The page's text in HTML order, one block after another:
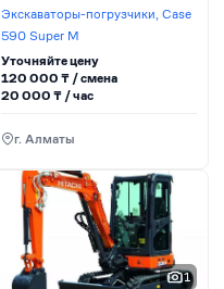
Экскаваторы-погрузчики, Case
590 Super M
Уточняйте цену
120 000₸ / сменa
20 000₸ / час
г. Алматы
1